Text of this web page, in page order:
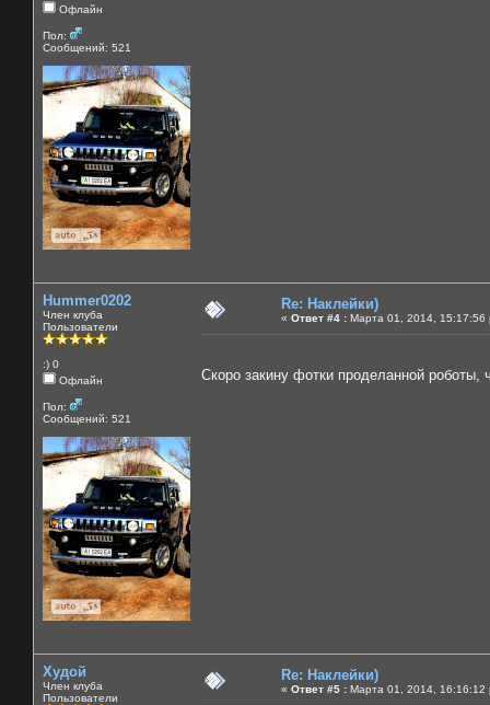
Офлайн
Пол:
Сообщений: 521
Hummer0202
Член клуба
Пользователи
:) 0
Офлайн
Пол:
Сообщений: 521
Re: Наклейки)
« Ответ #4 : Марта 01, 2014, 15:17:56
Скоро закину фотки проделанной роботы,
Худой
Член клуба
Пользователи
Re: Наклейки)
« Ответ #5 : Марта 01, 2014, 16:16:12